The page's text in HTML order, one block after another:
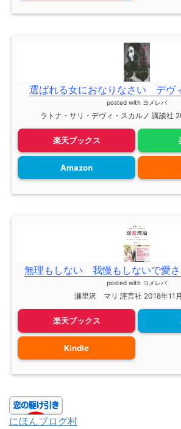
選ばれる女におなりなさい デヴ
posted with ヨメレバ
ラトナ・サリ・デヴィ・スカルノ 講談社
楽天ブックス
Amazon
無理もしない 我慢もしないで愛
posted with ヨメレバ
瀬里沢 マリ 評言社 2018年11
楽天ブックス
Kindle
にほんブログ村